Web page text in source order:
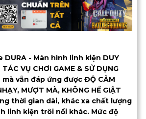
DURA - Màn hình linh kiện DUY
VỤ CHƠI GAME & SỬ DỤNG
mà vẫn đáp ứng được ĐỘ CẢM
MƯỢT MÀ, KHÔNG HỀ GIẬT
thời gian dài, khác xa chất lượng
linh kiện trôi nổi khác. Mức độ